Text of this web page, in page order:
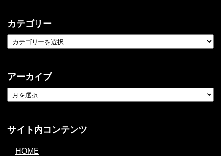
カテゴリー
アーカイブ
サイト内コンテンツ
HOME